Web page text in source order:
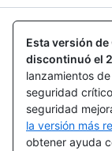
Esta versión
discontinuó el
lanzamientos
seguridad
seguridad
la versión más
obtener ayuda